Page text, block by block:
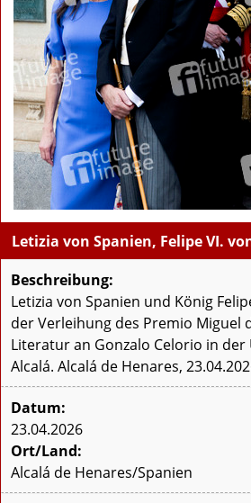
Letizia von Spanien, Felipe VI.
Beschreibung:
Letizia von Spanien und König
der Verleihung des Premio Miguel
Literatur an Gonzalo Celorio in
Alcalá. Alcalá de Henares,
Datum:
23.04.2026
Ort/Land:
Alcalá de Henares/Spanien